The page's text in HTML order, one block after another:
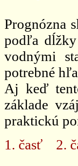
Prognózna
podľa
vodnými
potrebné
Aj keď
základe
praktickú
1. časť
2.